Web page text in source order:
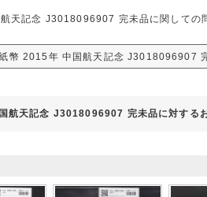
天記念 J3018096907 完未品に関しての
幣 2015年 中国航天記念 J3018096907
航天記念 J3018096907 完未品に対する